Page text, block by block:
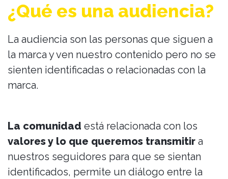
¿Qué es una audiencia?
La audiencia son las personas que siguen a
la marca y ven nuestro contenido pero no se
sienten identificadas o relacionadas con la
marca.
La comunidad está relacionada con los
valores y lo que queremos transmitir a
nuestros seguidores para que se sientan
identificados, permite un diálogo entre la